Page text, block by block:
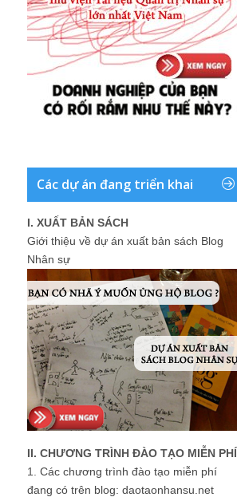
Các dự án đang triển khai
I. XUẤT BẢN SÁCH
Giới thiệu về dự án xuất bản sách Blog
Nhân sự
II. CHƯƠNG TRÌNH ĐÀO TẠO MIỄN PHÍ
1. Các chương trình đào tạo miễn phí
đang có trên blog: daotaonhansu.net